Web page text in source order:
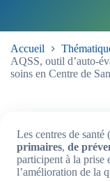
Accueil
AQSS, outil d’auto-
soins en Centre de
Les centres de
primaires, de
participent à la prise
l’amélioration de la